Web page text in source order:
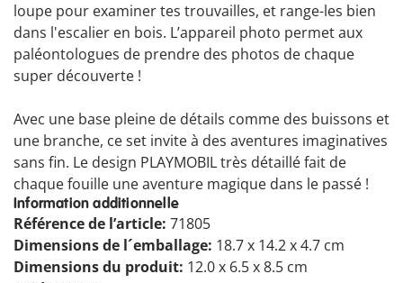
loupe pour examiner tes trouvailles, et range-les bien
dans l'escalier en bois. L’appareil photo permet aux
paléontologues de prendre des photos de chaque
super découverte !
Avec une base pleine de détails comme des buissons et
une branche, ce set invite à des aventures imaginatives
sans fin. Le design PLAYMOBIL très détaillé fait de
chaque fouille une aventure magique dans le passé !
Information additionnelle
Référence de l’article: 71805
Dimensions de l´emballage: 18.7 x 14.2 x 4.7 cm
Dimensions du produit: 12.0 x 6.5 x 8.5 cm